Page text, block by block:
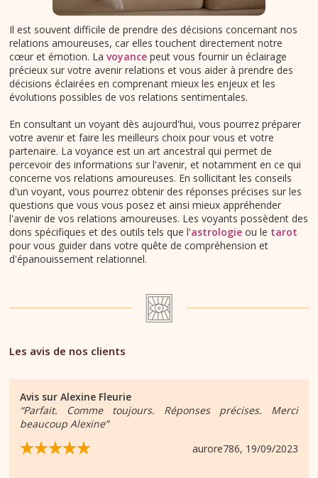
Il est souvent difficile de prendre des décisions concernant nos
relations amoureuses, car elles touchent directement notre
cœur et émotion. Lavoyance peut vous fournir un éclairage
précieux sur votre avenir relations et vous aider à prendre des
décisions éclairées en comprenant mieux les enjeux et les
évolutions possibles de vos relations sentimentales.
En consultant un voyant dès aujourd'hui, vous pourrez préparer
votre avenir et faire les meilleurs choix pour vous et votre
partenaire. La voyance est un art ancestral qui permet de
percevoir des informations sur l'avenir, et notamment en ce qui
concerne vos relations amoureuses. En sollicitant les conseils
d'un voyant, vous pourrez obtenir des réponses précises sur les
questions que vous vous posez et ainsi mieux appréhender
l'avenir de vos relations amoureuses. Les voyants possèdent des
dons spécifiques et des outils tels que l'astrologie ou le tarot
pour vous guider dans votre quête de compréhension et
d'épanouissement relationnel.
Les avis de nos clients
Avis sur Alexine Fleurie
“Parfait. Comme toujours. Réponses précises. Merci
beaucoup Alexine”
aurore786, 19/09/2023